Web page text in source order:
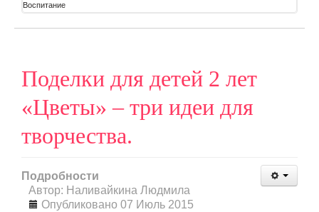
Воспитание
Поделки для детей 2 лет
«Цветы» – три идеи для
творчества.
Подробности
Автор: Наливайкина Людмила
Опубликовано 07 Июль 2015